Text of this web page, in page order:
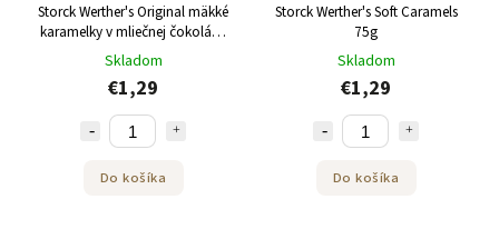
Storck Werther's Original mäkké
karamelky v mliečnej čokoláde
70g
Skladom
€1,29
Do košíka
Storck Werther's Soft Caramels
75g
Skladom
€1,29
Do košíka